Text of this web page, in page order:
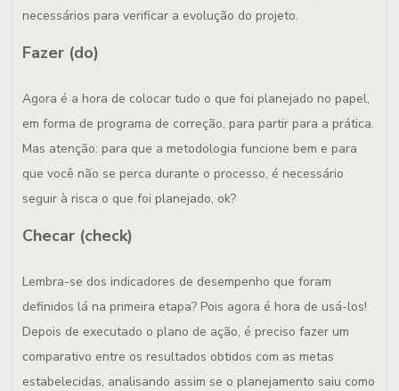
necessários para verificar a evolução do projeto.
Fazer (do)
Agora é a hora de colocar tudo o que foi planejado no papel,
em forma de programa de correção, para partir para a prática.
Mas atenção: para que a metodologia funcione bem e para
que você não se perca durante o processo, é necessário
seguir à risca o que foi planejado, ok?
Checar (check)
Lembra-se dos indicadores de desempenho que foram
definidos lá na primeira etapa? Pois agora é hora de usá-los!
Depois de executado o plano de ação, é preciso fazer um
comparativo entre os resultados obtidos com as metas
estabelecidas, analisando assim se o planejamento saiu como